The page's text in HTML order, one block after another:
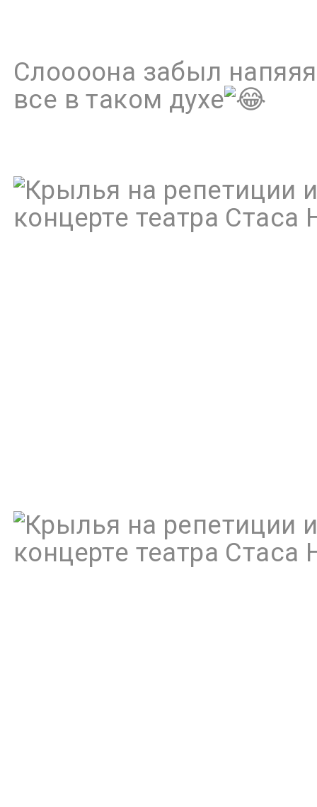
Слоооона забыл
все в таком духе